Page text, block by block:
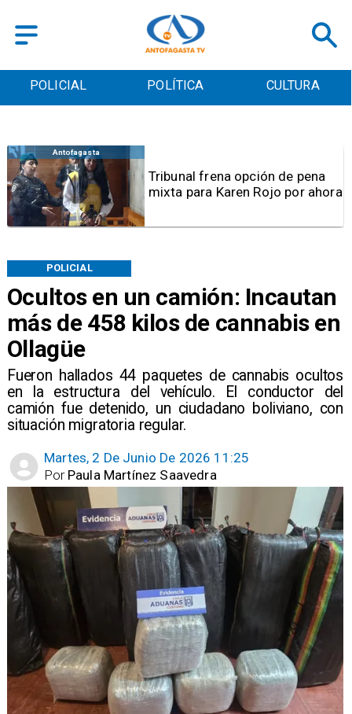
POLICIAL POLÍTICA CULTURA
Ocultos en un camión: Incautan
más de 458 kilos de cannabis en
Ollagüe
Fueron hallados 44 paquetes de cannabis ocultos
en la estructura del vehículo. El conductor del
camión fue detenido, un ciudadano boliviano, con
situación migratoria regular.
POLICIAL
Martes, 2 De Junio De 2026 11:25
Paula Martínez Saavedra
Por
Antofagasta
Tribunal frena opción de pena
mixta para Karen Rojo por ahora